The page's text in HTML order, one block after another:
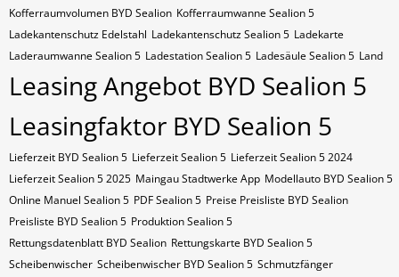
Kofferraumvolumen BYD Sealion Kofferraumwanne Sealion 5
Ladekantenschutz Edelstahl Ladekantenschutz Sealion 5 Ladekarte
Laderaumwanne Sealion 5 Ladestation Sealion 5 Ladesäule Sealion 5 Land
Leasing Angebot BYD Sealion 5
Leasingfaktor BYD Sealion 5
Lieferzeit BYD Sealion 5 Lieferzeit Sealion 5 Lieferzeit Sealion 5 2024
Lieferzeit Sealion 5 2025 Maingau Stadtwerke App Modellauto BYD Sealion 5
Online Manuel Sealion 5 PDF Sealion 5 Preise Preisliste BYD Sealion
Preisliste BYD Sealion 5 Produktion Sealion 5
Rettungsdatenblatt BYD Sealion Rettungskarte BYD Sealion 5
Scheibenwischer Scheibenwischer BYD​ Sealion 5 Schmutzfänger